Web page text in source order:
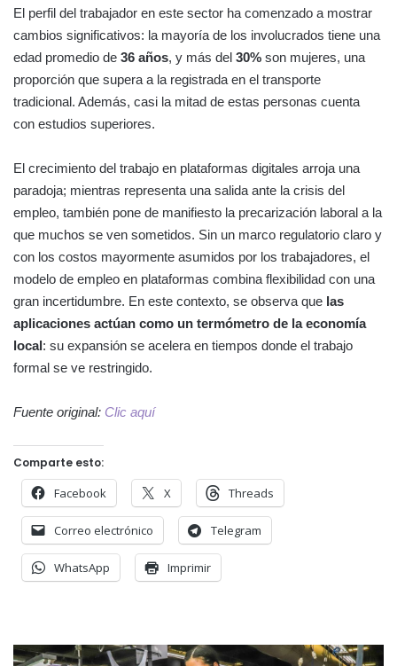
El perfil del trabajador en este sector ha comenzado a mostrar
cambios significativos: la mayoría de los involucrados tiene una
edad promedio de 36 años, y más del 30% son mujeres, una
proporción que supera a la registrada en el transporte
tradicional. Además, casi la mitad de estas personas cuenta
con estudios superiores.
El crecimiento del trabajo en plataformas digitales arroja una
paradoja; mientras representa una salida ante la crisis del
empleo, también pone de manifiesto la precarización laboral a la
que muchos se ven sometidos. Sin un marco regulatorio claro y
con los costos mayormente asumidos por los trabajadores, el
modelo de empleo en plataformas combina flexibilidad con una
gran incertidumbre. En este contexto, se observa que las
aplicaciones actúan como un termómetro de la economía
local: su expansión se acelera en tiempos donde el trabajo
formal se ve restringido.
Fuente original: Clic aquí
Comparte esto:
Facebook X Threads
Correo electrónico Telegram
WhatsApp Imprimir